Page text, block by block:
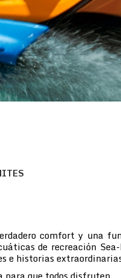
comfort y una
de recreación
e historias